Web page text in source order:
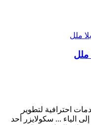
ملل
احترافية لتطوير
الياء ... سكولايزر أحد